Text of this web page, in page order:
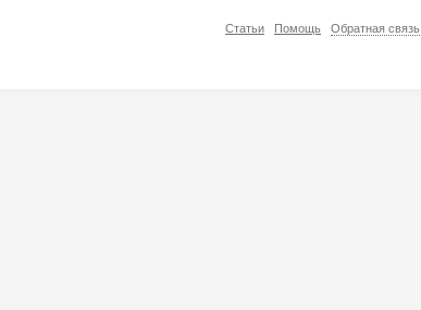
Статьи Помощь Обратная связь